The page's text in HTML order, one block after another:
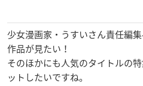
少女漫画家・うすいさん責任編
作品が見たい！
そのほかにも人気のタイトルの
ットしたいですね。